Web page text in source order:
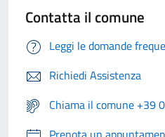
Contatta il comune
Leggi le domande
Richiedi Assistenza
Chiama il comune +39